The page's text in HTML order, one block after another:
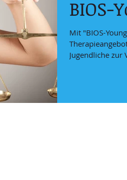
BIOS-
Mit "BIOS-
Jugendliche zur